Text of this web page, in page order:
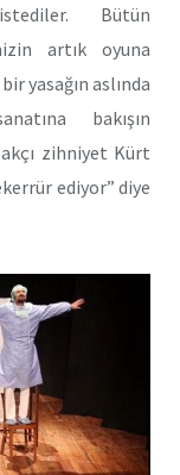
Bütün
artık oyuna
yasağın aslında
bakışın
zihniyet Kürt
ediyor” diye